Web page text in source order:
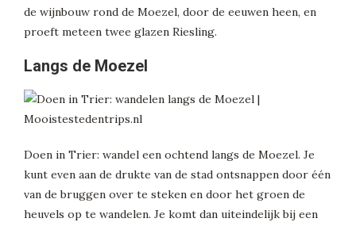
de wijnbouw rond de Moezel, door de eeuwen heen, en
proeft meteen twee glazen Riesling.
Langs de Moezel
Doen in Trier: wandel een ochtend langs de Moezel. Je
kunt even aan de drukte van de stad ontsnappen door één
van de bruggen over te steken en door het groen de
heuvels op te wandelen. Je komt dan uiteindelijk bij een